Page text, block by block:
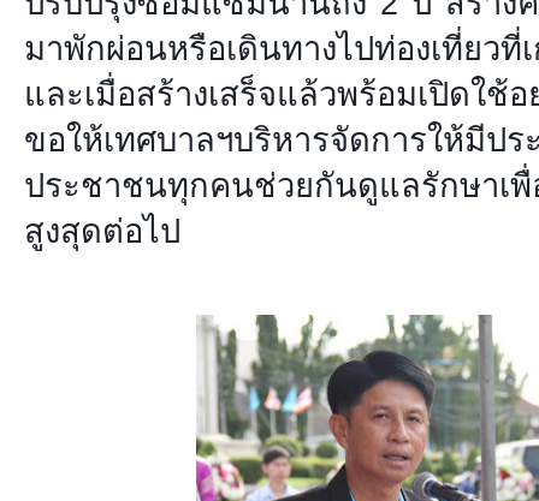
มาพักผ่อนหรือเดินทางไปท่องเที่ยวที่
และเมื่อสร้างเสร็จแล้วพร้อมเปิดใ
ขอให้เทศบาลฯบริหารจัดการให้
ประชาชนทุกคนช่วยกันดูแลรักษาเพื่
สูงสุดต่อไป